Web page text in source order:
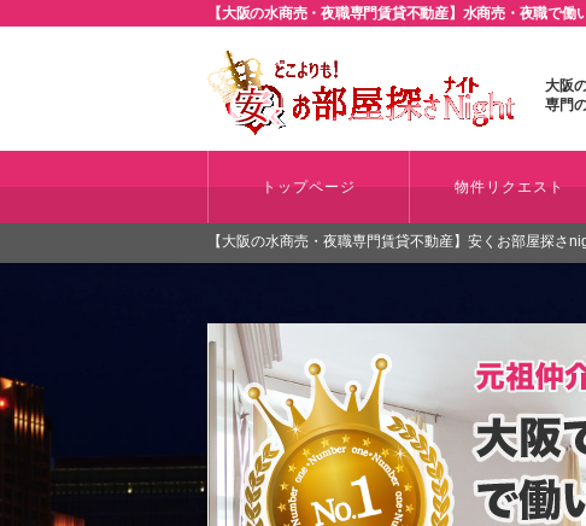
【大阪の水商売・夜職専門賃貸不動産】水商売・夜職で
大阪
専門
トップページ 物件リクエスト
【大阪の水商売・夜職専門賃貸不動産】安くお部屋探さ